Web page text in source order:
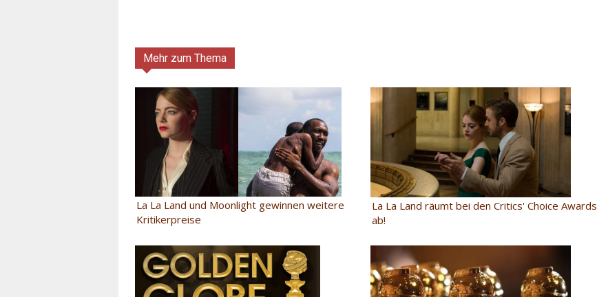
Mehr zum Thema
La La Land und Moonlight gewinnen weitere
Kritikerpreise
La La Land räumt bei den Critics' Choice Awards
ab!